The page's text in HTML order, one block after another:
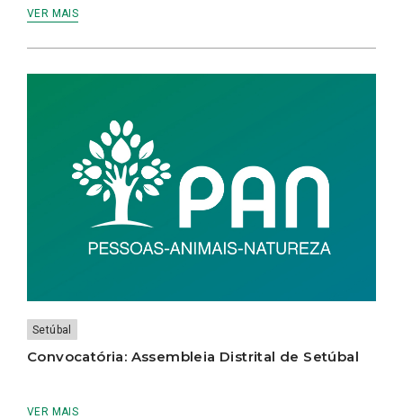
VER MAIS
Setúbal
Convocatória: Assembleia Distrital de Setúbal
VER MAIS